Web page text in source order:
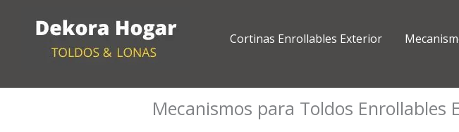
Cortinas Enrollables Exterior
Mecanismos para Toldos Enrollables